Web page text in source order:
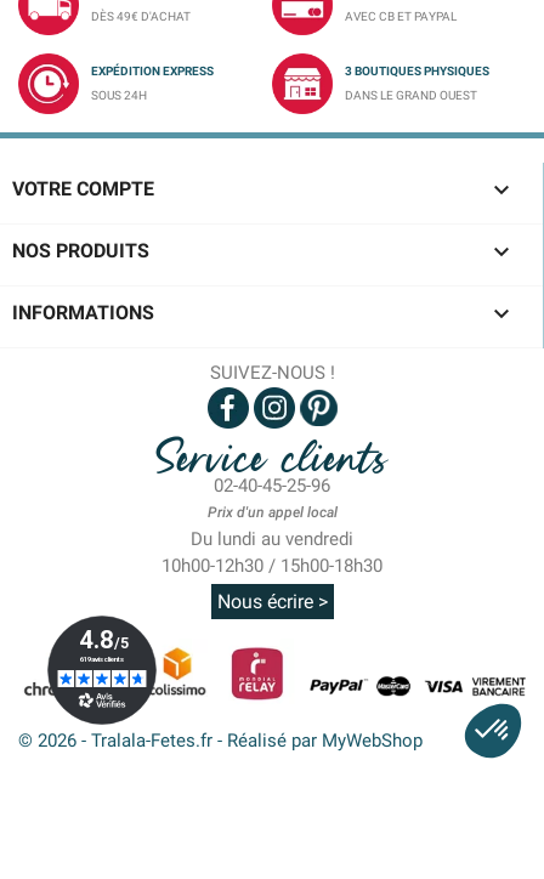
DÈS 49€ D'ACHAT
AVEC CB ET PAYPAL
EXPÉDITION EXPRESS
SOUS 24H
3 BOUTIQUES PHYSIQUES
DANS LE GRAND OUEST
VOTRE COMPTE 
NOS PRODUITS 
INFORMATIONS 
SUIVEZ-NOUS !
Service clients
02-40-45-25-96
Prix d'un appel local
Du lundi au vendredi
10h00-12h30 / 15h00-18h30
Nous écrire >
© 2026 - Tralala-Fetes.fr - Réalisé par MyWebShop